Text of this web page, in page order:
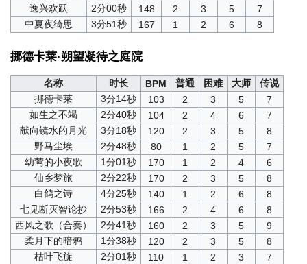
逸兴欢跃
2分00秒 148 2 3 5
7
中夏夜绮思
3分51秒 167 1 2 6 8
挪德卡莱·朔望凝待之庭院
名称 时长 BPM 普通 困难 大师
传说
挪德卡莱
3分14秒 103 2 3 5
7
如生之不竭
2分40秒 104 2 4 6
7
献向镜水的月光
3分18秒 120 2 3 5
8
野马尘埃
2分48秒 80 1 2 5
7
幼莺的小夜歌
1分01秒 170 1 2 4
6
仙乡梦旅
2分22秒 170 2 3 5
8
白鸽之诗
4分25秒 140 1 2 6
8
七见断灭智论抄
2分53秒 166 2 4 6
8
西风之歌（合奏）
2分41秒 160 2 3 5
9
柔月下的暗鸦
1分38秒 120 2 3 5
8
枯叶飞旋
2分01秒 110 1 2 3
7